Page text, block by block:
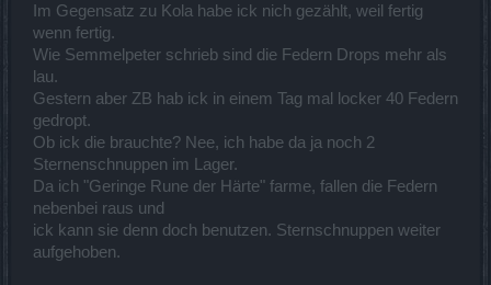
Im Gegensatz zu Kola habe ick nich gezählt, weil fertig
wenn fertig.
Wie Semmelpeter schrieb sind die Federn Drops mehr als
lau.
Gestern aber ZB hab ick in einem Tag mal locker 40 Federn
gedropt.
Ob ick die brauchte? Nee, ich habe da ja noch 2
Sternenschnuppen im Lager.
Da ich "Geringe Rune der Härte" farme, fallen die Federn
nebenbei raus und
ick kann sie denn doch benutzen. Sternschnuppen weiter
aufgehoben.